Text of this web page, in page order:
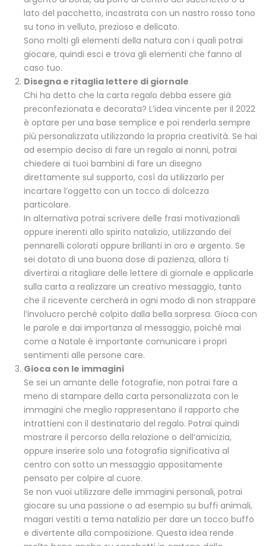
lato del pacchetto, incastrata con un nastro rosso tono
su tono in velluto, prezioso e delicato.
Sono molti gli elementi della natura con i quali potrai
giocare, quindi esci e trova gli elementi che fanno al
caso tuo.
Disegna e ritaglia lettere di giornale
Chi ha detto che la carta regalo debba essere già
preconfezionata e decorata? L’idea vincente per il 2022
è optare per una base semplice e poi renderla sempre
più personalizzata utilizzando la propria creatività. Se hai
ad esempio deciso di fare un regalo ai nonni, potrai
chiedere ai tuoi bambini di fare un disegno
direttamente sul supporto, così da utilizzarlo per
incartare l’oggetto con un tocco di dolcezza
particolare.
In alternativa potrai scrivere delle frasi motivazionali
oppure inerenti allo spirito natalizio, utilizzando dei
pennarelli colorati oppure brillanti in oro e argento. Se
sei dotato di una buona dose di pazienza, allora ti
divertirai a ritagliare delle lettere di giornale e applicarle
sulla carta a realizzare un creativo messaggio, tanto
che il ricevente cercherà in ogni modo di non strappare
l’involucro perché colpito dalla bella sorpresa. Gioca con
le parole e dai importanza al messaggio, poiché mai
come a Natale è importante comunicare i propri
sentimenti alle persone care.
Gioca con le immagini
Se sei un amante delle fotografie, non potrai fare a
meno di stampare della carta personalizzata con le
immagini che meglio rappresentano il rapporto che
intrattieni con il destinatario del regalo. Potrai quindi
mostrare il percorso della relazione o dell’amicizia,
oppure inserire solo una fotografia significativa al
centro con sotto un messaggio appositamente
pensato per colpire al cuore.
Se non vuoi utilizzare delle immagini personali, potrai
giocare su una passione o ad esempio su buffi animali,
magari vestiti a tema natalizio per dare un tocco buffo
e divertente alla composizione. Questa idea rende